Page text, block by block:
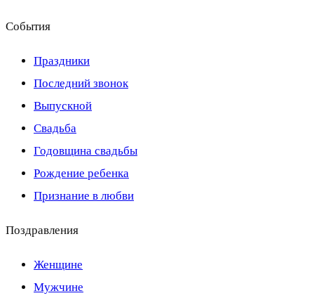
События
Праздники
Последний звонок
Выпускной
Свадьба
Годовщина свадьбы
Рождение ребенка
Признание в любви
Поздравления
Женщине
Мужчине